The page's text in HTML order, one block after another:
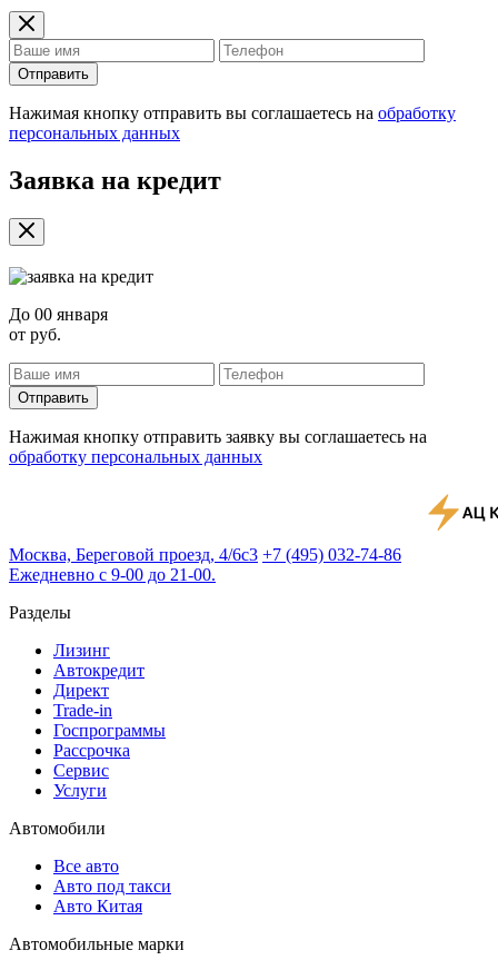
Отправить
Нажимая кнопку отправить вы соглашаетесь на обработку
персональных данных
Заявка на кредит
До 00 января
от руб.
Отправить
Нажимая кнопку отправить заявку вы соглашаетесь на
обработку персональных данных
Москва, Береговой проезд, 4/6с3 +7 (495) 032-74-86
Ежедневно с 9-00 до 21-00.
Разделы
Лизинг
Автокредит
Директ
Trade-in
Госпрограммы
Рассрочка
Сервис
Услуги
Автомобили
Все авто
Авто под такси
Авто Китая
Автомобильные марки